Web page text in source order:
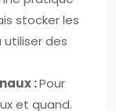
stocker les
des
:Pour
et quand.